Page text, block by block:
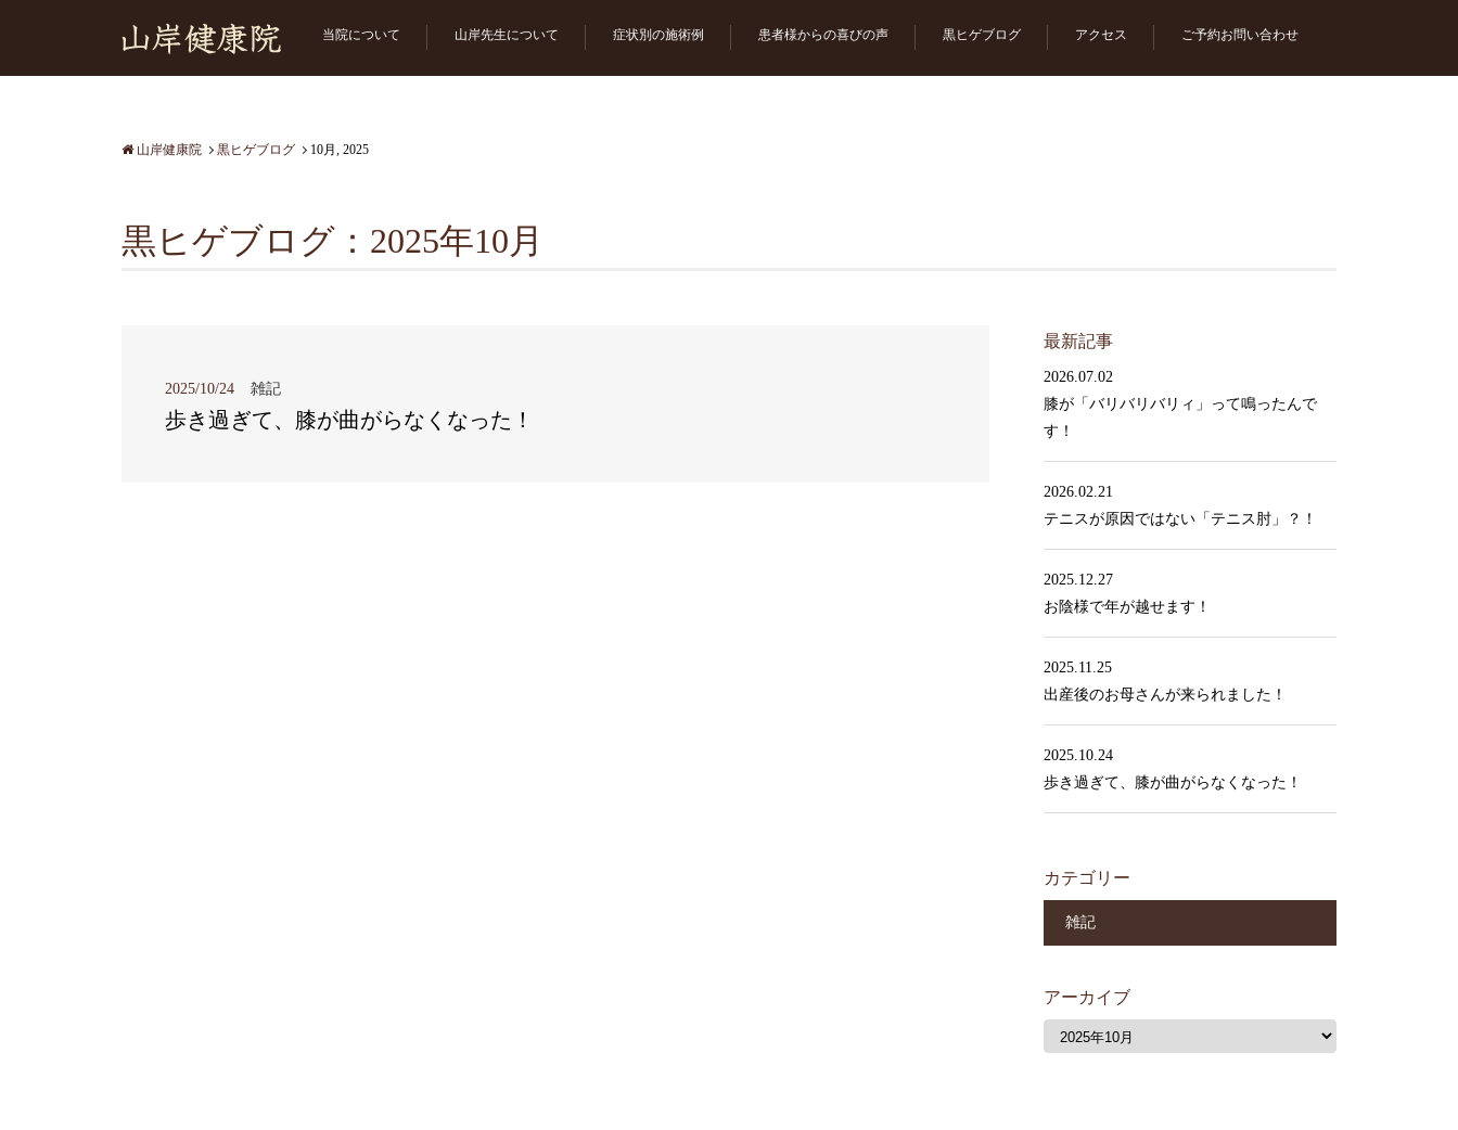
当院について 山岸先生について 症状別の施術例 患者様からの喜びの声 黒ヒゲブログ アクセス ご予約お問い合わせ
山岸健康院 黒ヒゲブログ 10月, 2025
黒ヒゲブログ：2025年10月
2025/10/24 雑記
歩き過ぎて、膝が曲がらなくなった！
最新記事
2026.07.02
膝が「バリバリバリィ」って鳴ったんで
す！
2026.02.21
テニスが原因ではない「テニス肘」？！
2025.12.27
お陰様で年が越せます！
2025.11.25
出産後のお母さんが来られました！
2025.10.24
歩き過ぎて、膝が曲がらなくなった！
カテゴリー
雑記
アーカイブ